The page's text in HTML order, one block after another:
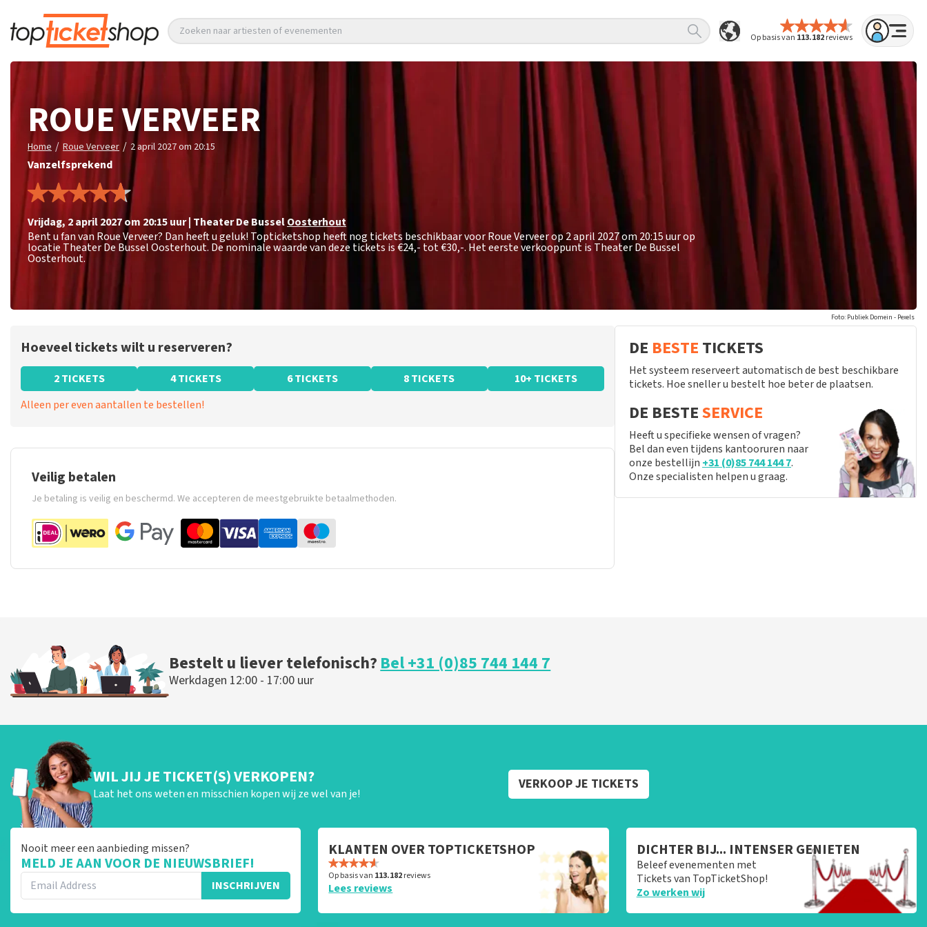
Op basis van 113.182reviews
Zoeken naar artiesten of evenementen
ROUE VERVEER
Home / Roue Verveer / 2 april 2027 om 20:15
Vanzelfsprekend
vrijdag, 2 april 2027 om 20:15uur| Theater De BusselOosterhout
Bent u fan van Roue Verveer? Dan heeft u geluk! Topticketshop heeft nog tickets beschikbaar voor Roue Verveer op 2 april 2027 om 20:15 uur op
locatie Theater De Bussel Oosterhout. De nominale waarde van deze tickets is€24,- tot €30,-. Het eerste verkooppunt is Theater De Bussel
Oosterhout.
Foto: Publiek Domein - Pexels
Hoeveel tickets wilt u reserveren?
2 TICKETS 4 TICKETS 6 TICKETS 8 TICKETS
10+ TICKETS
Alleen per even aantallen te bestellen!
Veilig betalen
Je betaling is veilig en beschermd. We accepteren de meestgebruikte betaalmethoden.
DE BESTE TICKETS
Het systeem reserveert automatisch de best beschikbare
tickets. Hoe sneller u bestelt hoe beter de plaatsen.
DE BESTESERVICE
Heeft u specifieke wensen of vragen?
Bel dan even tijdens kantooruren naar
onze bestellijn +31 (0)85 744 144 7.
Onze specialisten helpen u graag.
Bestelt u liever telefonisch?Bel +31 (0)85 744 144 7
Werkdagen 12:00 - 17:00 uur
WIL JIJ JE TICKET(S) VERKOPEN?
Laat het ons weten en misschien kopen wij ze wel van je!
VERKOOP JE TICKETS
Nooit meer een aanbieding missen?
MELD JE AAN VOOR DE NIEUWSBRIEF!
INSCHRIJVEN
KLANTEN OVER TOPTICKETSHOP
Op basis van 113.182reviews
Lees reviews
DICHTER BIJ... INTENSER GENIETEN
Beleef evenementen met
Tickets van TopTicketShop!
Zo werken wij